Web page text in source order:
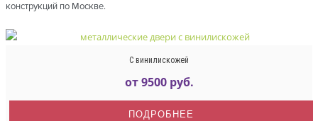
конструкций по Москве.
С винилискожей
от 9500 руб.
ПОДРОБНЕЕ